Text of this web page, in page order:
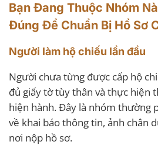
Bạn Đang Thuộc Nhóm
Đúng Để Chuẩn Bị Hồ Sơ
Người làm hộ chiếu lần đầu
Người chưa từng được cấp hộ
đủ giấy tờ tùy thân và thực hiện
hiện hành. Đây là nhóm thường
về khai báo thông tin, ảnh chân
nơi nộp hồ sơ.